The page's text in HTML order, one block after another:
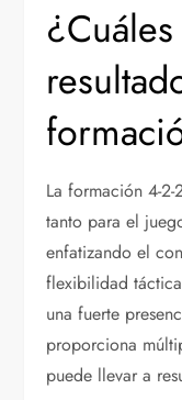
La formación 4-
tanto para el
enfatizando el
flexibilidad
una fuerte
proporciona
puede llevar a